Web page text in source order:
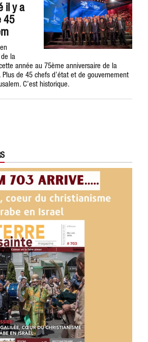
il y a
45
la
année au 75ème anniversaire de la
Plus de 45 chefs d’état et de gouvernement
C’est historique.